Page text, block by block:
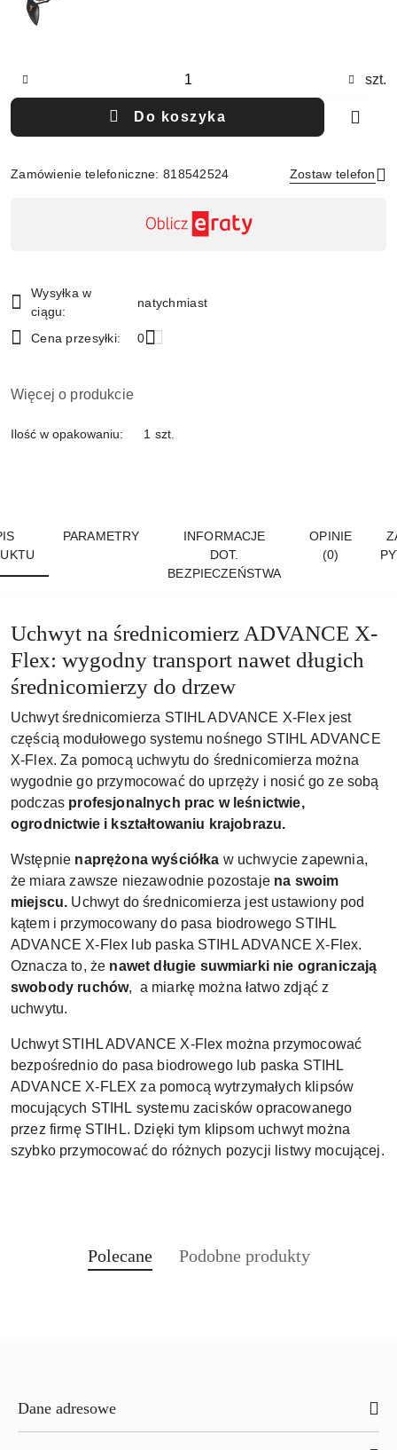
szt.
Do koszyka
Zamówienie telefoniczne: 818542524 Zostaw telefon
dostawa
Wysyłka w
ciągu:
natychmiast
Cena przesyłki: 0
Więcej o produkcie
Ilość w opakowaniu: 1 szt.
PARAMETRY
INFORMACJE
DOT.
BEZPIECZEŃSTWA
OPINIE
(0)
Uchwyt na średnicomierz ADVANCE X-
Flex: wygodny transport nawet długich
średnicomierzy do drzew
Uchwyt średnicomierza STIHL ADVANCE X-Flex jest
częścią modułowego systemu nośnego STIHL ADVANCE
X-Flex. Za pomocą uchwytu do średnicomierza można
wygodnie go przymocować do uprzęży i nosić go ze sobą
podczas profesjonalnych prac w leśnictwie,
ogrodnictwie i kształtowaniu krajobrazu.
Wstępnie naprężona wyściółka w uchwycie zapewnia,
że miara zawsze niezawodnie pozostaje na swoim
miejscu. Uchwyt do średnicomierza jest ustawiony pod
kątem i przymocowany do pasa biodrowego STIHL
ADVANCE X-Flex lub paska STIHL ADVANCE X-Flex.
Oznacza to, że nawet długie suwmiarki nie ograniczają
swobody ruchów, a miarkę można łatwo zdjąć z
uchwytu.
Uchwyt STIHL ADVANCE X-Flex można przymocować
bezpośrednio do pasa biodrowego lub paska STIHL
ADVANCE X-FLEX za pomocą wytrzymałych klipsów
mocujących STIHL systemu zacisków opracowanego
przez firmę STIHL. Dzięki tym klipsom uchwyt można
szybko przymocować do różnych pozycji listwy mocującej.
Pomiń karuzelę produktów
Produkty
Polecane
Produkty
Podobne produkty
Dane adresowe